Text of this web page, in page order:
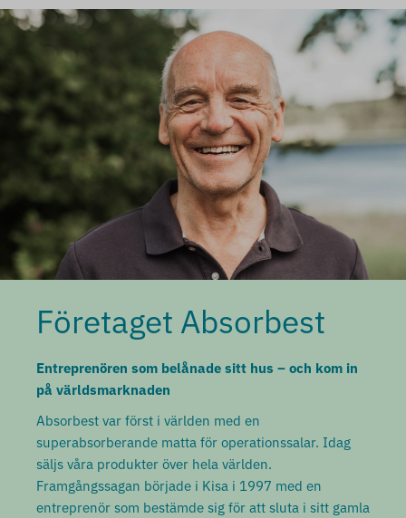
Företaget Absorbest
Entreprenören som belånade sitt hus – och kom in
på världsmarknaden
Absorbest var först i världen med en
superabsorberande matta för operationssalar. Idag
säljs våra produkter över hela världen.
Framgångssagan började i Kisa i 1997 med en
entreprenör som bestämde sig för att sluta i sitt gamla